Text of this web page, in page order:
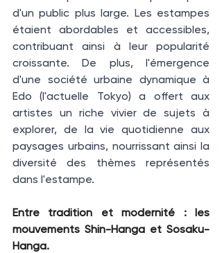
d'un public plus large. Les estampes
étaient abordables et accessibles,
contribuant ainsi à leur popularité
croissante. De plus, l'émergence
d'une société urbaine dynamique à
Edo (l'actuelle Tokyo) a offert aux
artistes un riche vivier de sujets à
explorer, de la vie quotidienne aux
paysages urbains, nourrissant ainsi la
diversité des thèmes représentés
dans l'estampe.
Entre tradition et modernité : les
mouvements Shin-Hanga et Sosaku-
Hanga.